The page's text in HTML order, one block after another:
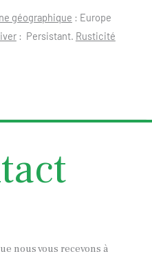
géographique : Europe
: Persistant. Rusticité
nous vous recevons à